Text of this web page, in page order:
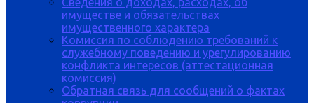
имуществе и обязательствах
имущественного характера
Комиссия по соблюдению требований к
служебному поведению и урегулированию
конфликта интересов (аттестационная
комиссия)
Обратная связь для сообщений о фактах